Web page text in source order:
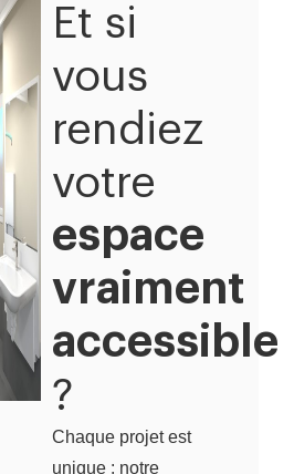
Et si
vous
rendiez
votre
espace
vraiment
accessible
?
Chaque projet est
unique : notre